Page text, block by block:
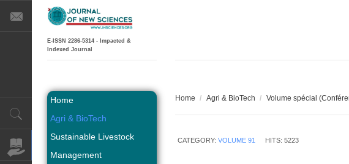
E-ISSN 2286-5314 - Impacted &
Indexed Journal
Home / Agri & BioTech / Volume spécial
CATEGORY: VOLUME 91 HITS: 5223
Home
Agri & BioTech
Sustainable Livestock
Management